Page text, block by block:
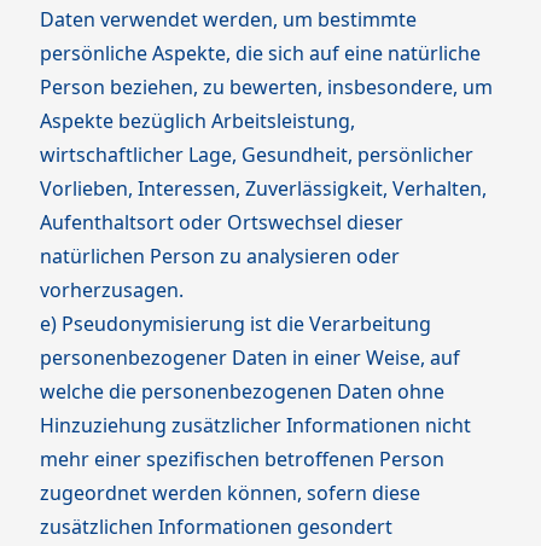
Daten verwendet werden, um bestimmte
persönliche Aspekte, die sich auf eine natürliche
Person beziehen, zu bewerten, insbesondere, um
Aspekte bezüglich Arbeitsleistung,
wirtschaftlicher Lage, Gesundheit, persönlicher
Vorlieben, Interessen, Zuverlässigkeit, Verhalten,
Aufenthaltsort oder Ortswechsel dieser
natürlichen Person zu analysieren oder
vorherzusagen.
e) Pseudonymisierung ist die Verarbeitung
personenbezogener Daten in einer Weise, auf
welche die personenbezogenen Daten ohne
Hinzuziehung zusätzlicher Informationen nicht
mehr einer spezifischen betroffenen Person
zugeordnet werden können, sofern diese
zusätzlichen Informationen gesondert